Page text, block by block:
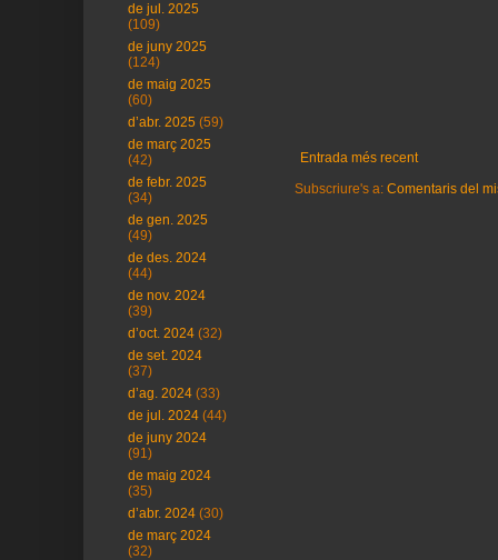
Entrada més recent
Subscriure's a: Comentaris del
de jul. 2025
(109)
de juny 2025
(124)
de maig 2025
(60)
d’abr. 2025 (59)
de març 2025
(42)
de febr. 2025
(34)
de gen. 2025
(49)
de des. 2024
(44)
de nov. 2024
(39)
d’oct. 2024 (32)
de set. 2024
(37)
d’ag. 2024 (33)
de jul. 2024 (44)
de juny 2024
(91)
de maig 2024
(35)
d’abr. 2024 (30)
de març 2024
(32)